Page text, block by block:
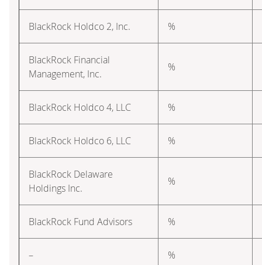
BlackRock Holdco 2, Inc. %
BlackRock Financial
Management, Inc.
%
BlackRock Holdco 4, LLC %
BlackRock Holdco 6, LLC %
BlackRock Delaware
Holdings Inc.
%
BlackRock Fund Advisors %
– %